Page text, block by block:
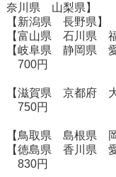
奈川県 山梨県】
【新潟県 長野県】
【富山県 石川県 福
【岐阜県 静岡県
700円
【滋賀県 京都府
750円
【鳥取県 島根県
【徳島県 香川県
830円